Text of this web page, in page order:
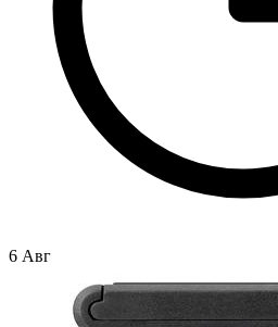
6 Авг